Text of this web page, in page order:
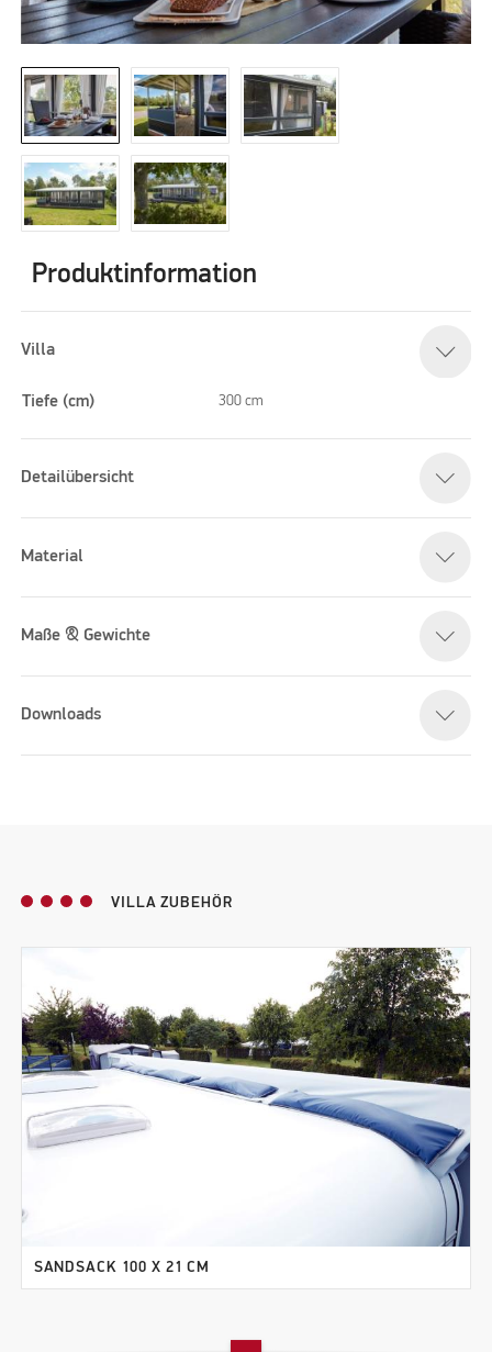
Produktinformation
Villa
Tiefe (cm) 300 cm
Detailübersicht
Material
Maße & Gewichte
Downloads
VILLA ZUBEHÖR
SANDSACK 100 X 21 CM